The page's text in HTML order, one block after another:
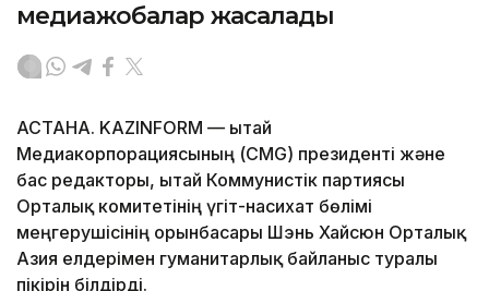
медиажобалар жасалады
АСТАНА. KAZINFORM — Қытай
Медиакорпорациясының (CMG) президенті және
бас редакторы, Қытай Коммунистік партиясы
Орталық комитетінің үгіт-насихат бөлімі
меңгерушісінің орынбасары Шэнь Хайсюн Орталық
Азия елдерімен гуманитарлық байланыс туралы
пікірін білдірді.